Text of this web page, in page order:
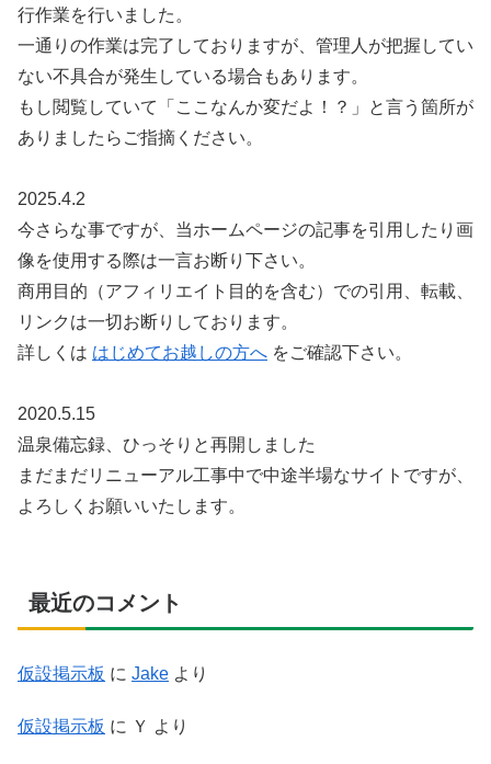
行作業を行いました。
一通りの作業は完了しておりますが、管理人が把握してい
ない不具合が発生している場合もあります。
もし閲覧していて「ここなんか変だよ！？」と言う箇所が
ありましたらご指摘ください。
2025.4.2
今さらな事ですが、当ホームページの記事を引用したり画
像を使用する際は一言お断り下さい。
商用目的（アフィリエイト目的を含む）での引用、転載、
リンクは一切お断りしております。
詳しくは はじめてお越しの方へ をご確認下さい。
2020.5.15
温泉備忘録、ひっそりと再開しました
まだまだリニューアル工事中で中途半場なサイトですが、
よろしくお願いいたします。
最近のコメント
仮設掲示板 に Jake より
仮設掲示板 に Ｙ より